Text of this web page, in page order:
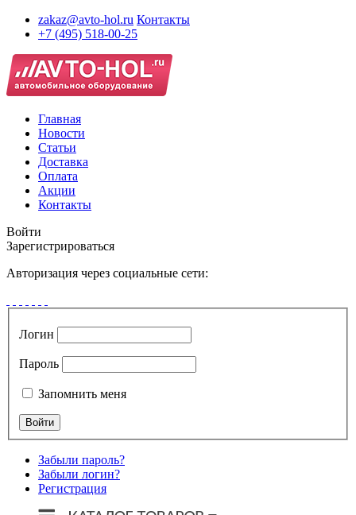
zakaz@avto-hol.ru Контакты
+7 (495) 518-00-25
Главная
Новости
Статьи
Доставка
Оплата
Акции
Контакты
Войти
Зарегистрироваться
Авторизация через социальные сети:
Логин
Пароль
Запомнить меня
Забыли пароль?
Забыли логин?
Регистрация